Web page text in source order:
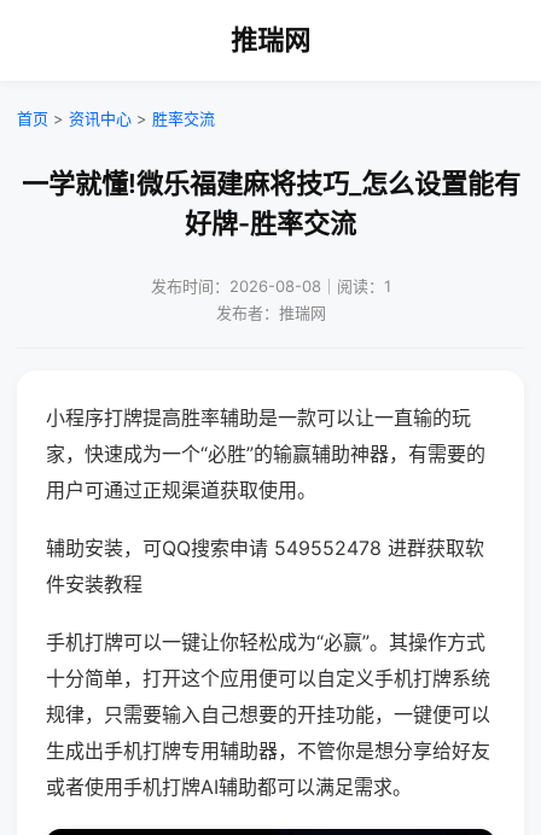
推瑞网
首页 > 资讯中心 > 胜率交流
一学就懂!微乐福建麻将技巧_怎么设置能有
好牌-胜率交流
发布时间：2026-08-08｜阅读：1
发布者：推瑞网
小程序打牌提高胜率辅助是一款可以让一直输的玩
家，快速成为一个“必胜”的输赢辅助神器，有需要的
用户可通过正规渠道获取使用。
辅助安装，可QQ搜索申请 549552478 进群获取软
件安装教程
手机打牌可以一键让你轻松成为“必赢”。其操作方式
十分简单，打开这个应用便可以自定义手机打牌系统
规律，只需要输入自己想要的开挂功能，一键便可以
生成出手机打牌专用辅助器，不管你是想分享给好友
或者使用手机打牌AI辅助都可以满足需求。